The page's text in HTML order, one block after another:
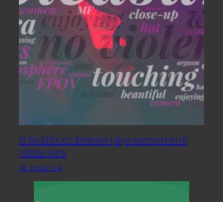
r/chickflixxx: feminist (de)construction of
online porn
IN ENGLISH